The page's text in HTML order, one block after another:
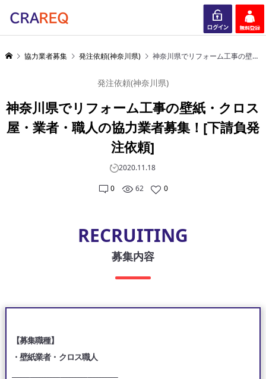
ログイン 会員登録
協力業者募集 発注依頼(神奈川県) 神奈川県でリフォーム工事の壁紙・クロス屋・業者・職人の協力業者募集！[下請負発注依頼]
発注依頼(神奈川県)
神奈川県でリフォーム工事の壁紙・クロス
屋・業者・職人の協力業者募集！[下請負発
注依頼]
2020.11.18
0 62 0
RECRUITING
募集内容
【募集職種】
・壁紙業者・クロス職人